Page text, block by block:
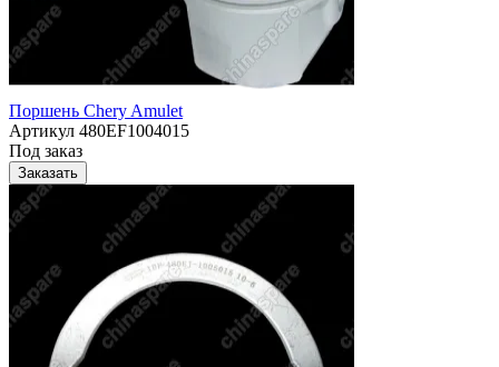
Поршень Chery Amulet
Артикул 480EF1004015
Под заказ
Заказать